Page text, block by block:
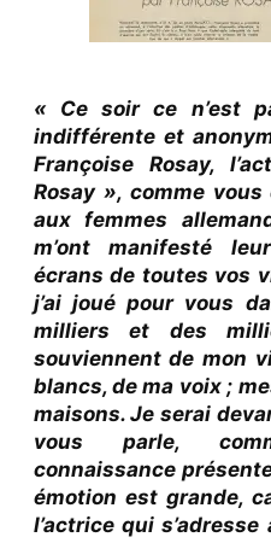
« Ce soir ce n’est
indifférente et
Françoise Rosay,
Rosay », comme
aux femmes
m’ont manifesté
écrans de toutes vos
j’ai joué pour vous
milliers et des
souviennent de mon
blancs, de ma voix ;
maisons. Je serai
vous parle,
connaissance
émotion est grande,
l’actrice qui